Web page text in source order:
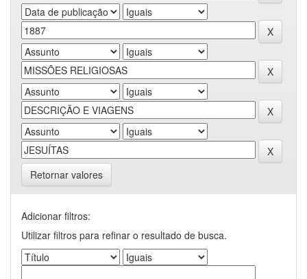
Retornar valores
Adicionar filtros:
Utilizar filtros para refinar o resultado de busca.